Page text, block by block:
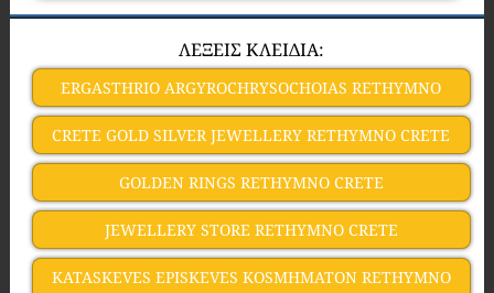
ΛΕΞΕΙΣ ΚΛΕΙΔΙΑ:
ERGASTHRIO ARGYROCHRYSOCHOIAS RETHYMNO
CRETE GOLD SILVER JEWELLERY RETHYMNO CRETE
GOLDEN RINGS RETHYMNO CRETE
JEWELLERY STORE RETHYMNO CRETE
KATASKEVES EPISKEVES KOSMHMATON RETHYMNO